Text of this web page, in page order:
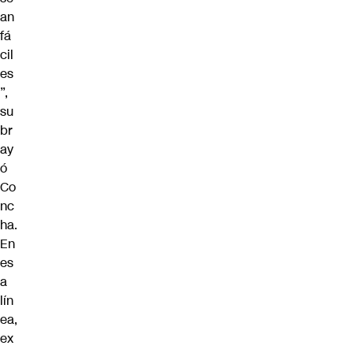
an
fá
cil
es
”,
su
br
ay
ó
Co
nc
ha.
En
es
a
lín
ea,
ex